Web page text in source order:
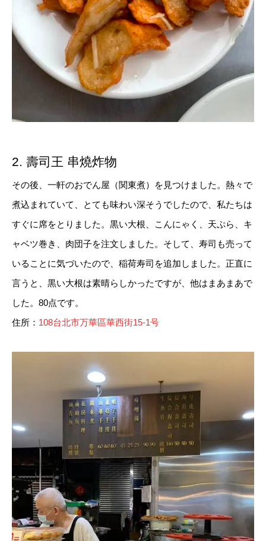
2. 壽司王 串燒炸物
その後、一軒のおでん屋（関東煮）を見つけました。熱々で
煮込まれていて、とても味わい深そうでしたので、私たちは
すぐに席をとりました。黒い大根、こんにゃく、天ぷら、キ
ャベツ巻き、肉団子を注文しました。そして、寿司も売って
いることに気づいたので、稲荷寿司を追加しました。正直に
言うと、黒い大根は素晴らしかったですが、他はまあまあで
した。80点です。
住所： 108台北市万華區華西街15-1号